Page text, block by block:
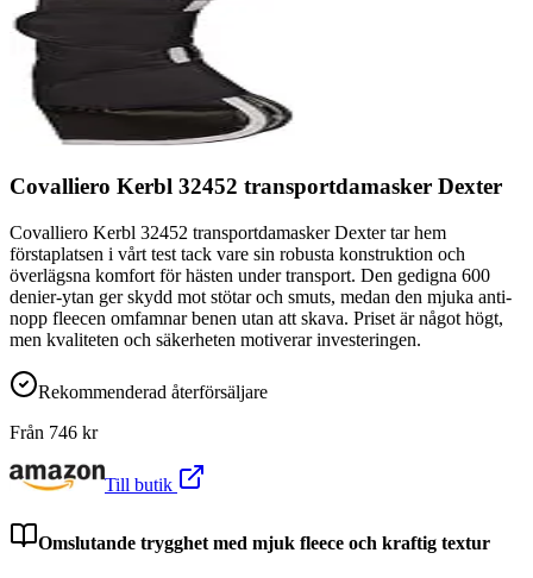
Covalliero Kerbl 32452 transportdamasker Dexter
Covalliero Kerbl 32452 transportdamasker Dexter tar hem
förstaplatsen i vårt test tack vare sin robusta konstruktion och
överlägsna komfort för hästen under transport. Den gedigna 600
denier-ytan ger skydd mot stötar och smuts, medan den mjuka anti-
nopp fleecen omfamnar benen utan att skava. Priset är något högt,
men kvaliteten och säkerheten motiverar investeringen.
Rekommenderad återförsäljare
Från 746 kr
Till butik
Omslutande trygghet med mjuk fleece och kraftig textur